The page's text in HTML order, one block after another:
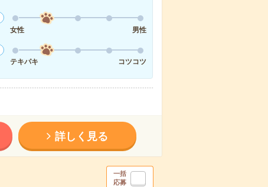
女性
男性
テキパキ
コツコツ
詳しく見る
一括
応募